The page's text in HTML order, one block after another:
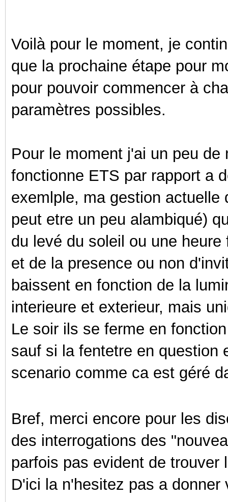
Voilà pour le moment, je
que la prochaine étape pour
pour pouvoir commencer à
paramètres possibles.
Pour le moment j'ai un peu
fonctionne ETS par rapport a
exemlple, ma gestion
peut etre un peu alambiqué)
du levé du soleil ou une
et de la presence ou non
baissent en fonction de la
interieure et exterieur, mais
Le soir ils se ferme en
sauf si la fentetre en question
scenario comme ca est géré
Bref, merci encore pour les
des interrogations des
parfois pas evident de trouver
D'ici la n'hesitez pas a donner